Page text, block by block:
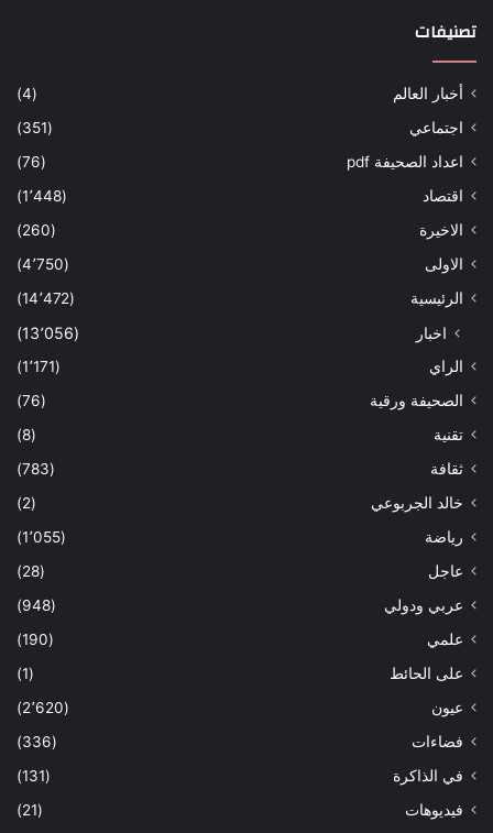
تصنيفات
أخبار العالم
(4)
اجتماعي
(351)
اعداد الصحيفة pdf
(76)
اقتصاد
(1٬448)
الاخيرة
(260)
الاولى
(4٬750)
الرئيسية
(14٬472)
اخبار (13٬056)
الراي
(1٬171)
الصحيفة ورقية
(76)
تقنية
(8)
ثقافة
(783)
خالد الجربوعي
(2)
رياضة
(1٬055)
عاجل
(28)
عربي ودولي
(948)
علمي
(190)
على الحائط
(1)
عيون
(2٬620)
فضاءات
(336)
في الذاكرة
(131)
فيديوهات
(21)